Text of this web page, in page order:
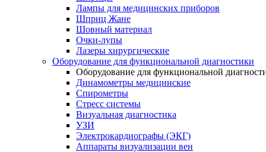
Лампы для медицинских приборов
Шприц Жане
Шовный материал
Очки-лупы
Лазеры хирургические
Оборудование для функциональной диагностики
Оборудование для функциональной
Динамометры медицинские
Спирометры
Стресс системы
Визуальная диагностика
УЗИ
Электрокардиографы (ЭКГ)
Аппараты визуализации вен